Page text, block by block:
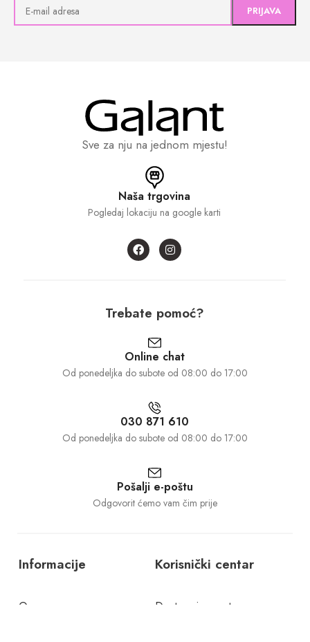
Sve za nju na jednom mjestu!
Naša trgovina
Pogledaj lokaciju na google karti
Trebate pomoć?
Online chat
Od ponedeljka do subote od 08:00 do 17:00
030 871 610
Od ponedeljka do subote od 08:00 do 17:00
Pošalji e-poštu
Odgovorit ćemo vam čim prije
Informacije
O nama
Korisnički centar
Dostava i povrat